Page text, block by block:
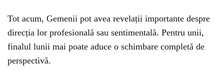
Tot acum, Gemenii pot avea revelații importante despre
direcția lor profesională sau sentimentală. Pentru unii,
finalul lunii mai poate aduce o schimbare completă de
perspectivă.